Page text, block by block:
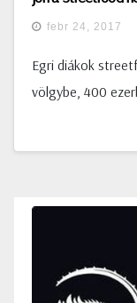
febr 24, 2017
Egri diákok
völgybe, 400